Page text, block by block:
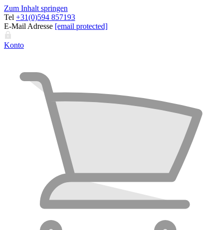
Zum Inhalt springen
Tel +31(0)594 857193
E-Mail Adresse [email protected]
Konto